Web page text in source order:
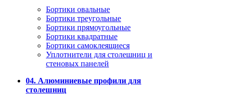
Бортики овальные
Бортики треугольные
Бортики прямоугольные
Бортики квадратные
Бортики самоклеящиеся
Уплотнители для столешниц и
стеновых панелей
04. Алюминиевые профили для
столешниц